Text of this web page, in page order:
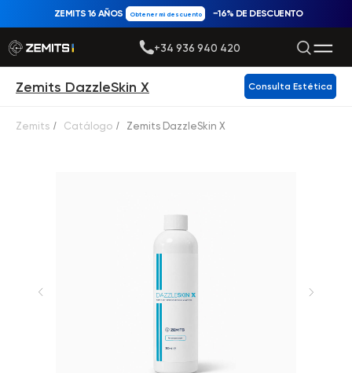
Obtener mi descuento
ZEMITS 16 AÑOS −16% DE DESCUENTO
+34 936 940 420
Zemits DazzleSkin X Consulta Estética
Zemits / Catálogo / Zemits DazzleSkin X